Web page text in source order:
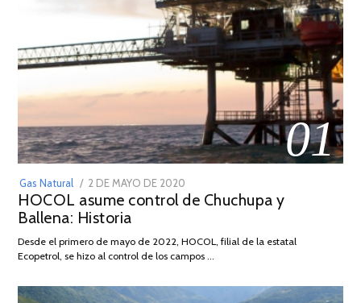
01
Gas Natural
POSTED
ON
2 DE MAYO DE 2020
DE
2026
HOCOL asume control de Chuchupa y
Ballena: Historia
Desde el primero de mayo de 2022, HOCOL, filial de la estatal
Ecopetrol, se hizo al control de los campos …